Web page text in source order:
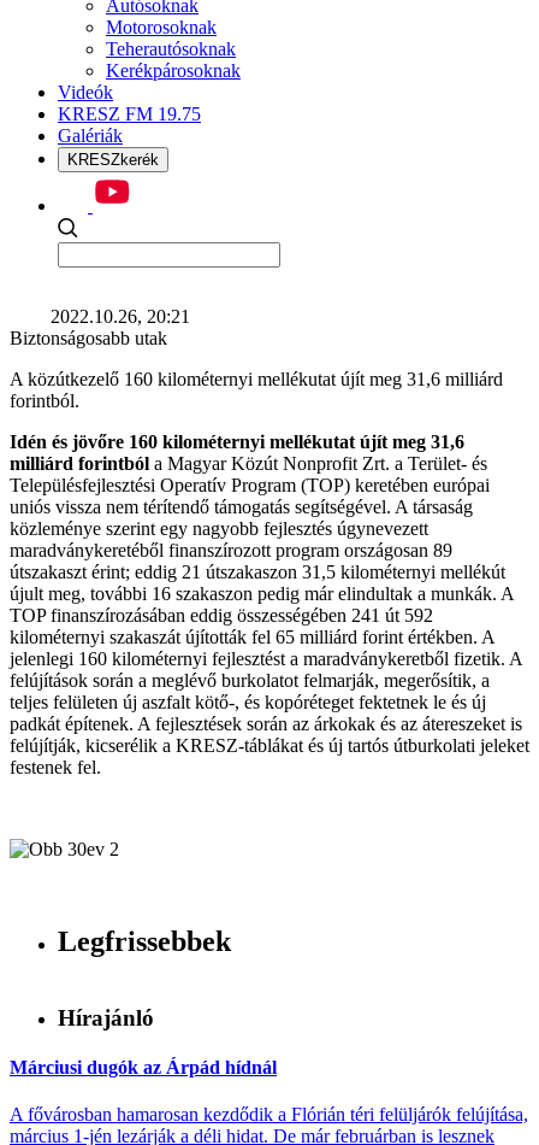
Autósoknak
Motorosoknak
Teherautósoknak
Kerékpárosoknak
Videók
KRESZ FM 19.75
Galériák
KRESZkerék
2022.10.26, 20:21
Biztonságosabb utak
A közútkezelő 160 kilométernyi mellékutat újít meg 31,6 milliárd
forintból.
Idén és jövőre 160 kilométernyi mellékutat újít meg 31,6
milliárd forintból a Magyar Közút Nonprofit Zrt. a Terület- és
Településfejlesztési Operatív Program (TOP) keretében európai
uniós vissza nem térítendő támogatás segítségével. A társaság
közleménye szerint egy nagyobb fejlesztés úgynevezett
maradványkeretéből finanszírozott program országosan 89
útszakaszt érint; eddig 21 útszakaszon 31,5 kilométernyi mellékút
újult meg, további 16 szakaszon pedig már elindultak a munkák. A
TOP finanszírozásában eddig összességében 241 út 592
kilométernyi szakaszát újították fel 65 milliárd forint értékben. A
jelenlegi 160 kilométernyi fejlesztést a maradványkeretből fizetik. A
felújítások során a meglévő burkolatot felmarják, megerősítik, a
teljes felületen új aszfalt kötő-, és kopóréteget fektetnek le és új
padkát építenek. A fejlesztések során az árkokak és az átereszeket is
felújítják, kicserélik a KRESZ-táblákat és új tartós útburkolati jeleket
festenek fel.
Legfrissebbek
Hírajánló
Márciusi dugók az Árpád hídnál
A fővárosban hamarosan kezdődik a Flórián téri felüljárók felújítása,
március 1-jén lezárják a déli hidat. De már februárban is lesznek